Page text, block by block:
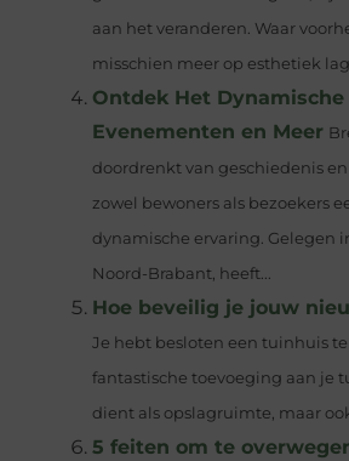
aan het veranderen. Waar
misschien meer op esthetiek
Ontdek Het
Evenementen en Meer
doordrenkt van geschiedenis
zowel bewoners als bezoekers
dynamische ervaring. Gelegen
Noord-Brabant, heeft...
Hoe beveilig je jouw
Je hebt besloten een tuinhuis
fantastische toevoeging aan je
dient als opslagruimte, maar
5 feiten om te